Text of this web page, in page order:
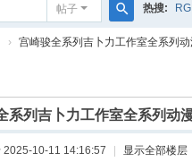
帖子
搜
热搜:
› 宫崎骏全系列吉卜力工作室全系列
系列吉卜力工作室全系列动
2025-10-11 14:16:57 显示全部楼层